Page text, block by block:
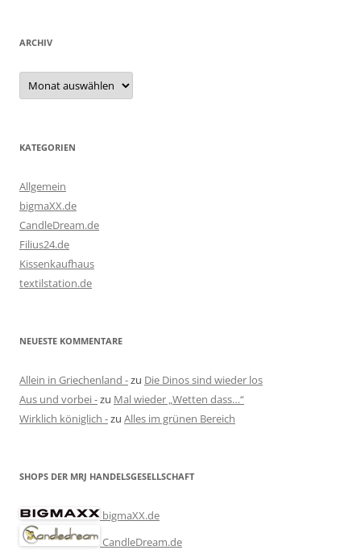
ARCHIV
Archiv
KATEGORIEN
Allgemein
bigmaXX.de
CandleDream.de
Filius24.de
Kissenkaufhaus
textilstation.de
NEUESTE KOMMENTARE
Allein in Griechenland -zu Die Dinos sind wieder los
Aus und vorbei -zu Mal wieder „Wetten dass…“
Wirklich königlich -zu Alles im grünen Bereich
SHOPS DER MRJ HANDELSGESELLSCHAFT
bigmaXX.de
CandleDream.de